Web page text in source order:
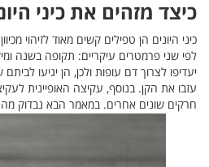
כיצד מזהים את כיני
כיני היונים הן טפילים קשים מאוד לזיהוי
לפי שני פרמטרים עיקריים: תקופה בשנה
יעדיפו לצרוך דם עופות ולכן, הן יגיעו
עזבו את הקן. בנוסף, עקיצה האופיינית
חרקים שונים אחרים. במאמר הבא נבדוק מה